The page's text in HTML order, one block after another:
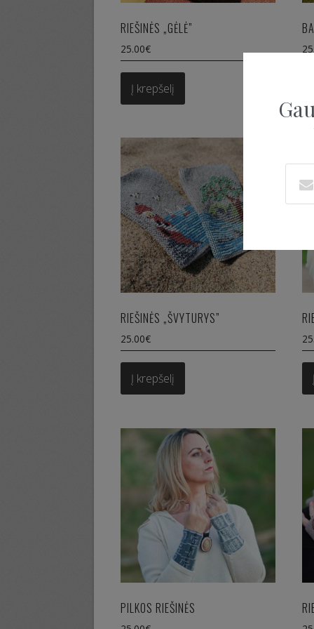
RIEŠINĖS „GĖLĖ”
25.00€
Į krepšelį
RIEŠINĖS „ŠVYTURYS”
25.00€
Į krepšelį
PILKOS RIEŠINĖS